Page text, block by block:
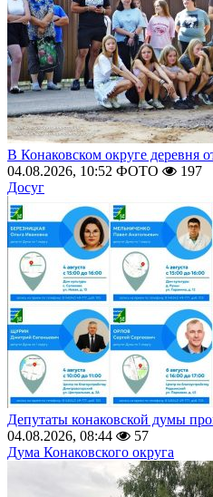
В Конаковском округе деревня
04.08.2026, 10:52 ФОТО
197
Досуг
Депутаты конаковской думы
04.08.2026, 08:44
57
Дума Конаковского округа